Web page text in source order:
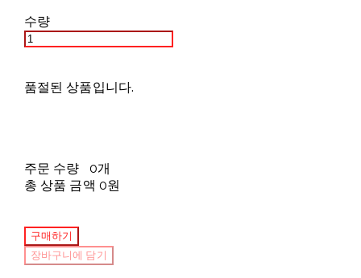
수량
품절된 상품입니다.
주문 수량
0개
총 상품 금액 0원
구매하기
장바구니에 담기